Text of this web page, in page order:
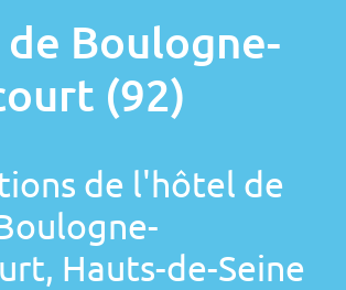
Boulogne-
(92)
de l'hôtel de
Hauts-de-Seine